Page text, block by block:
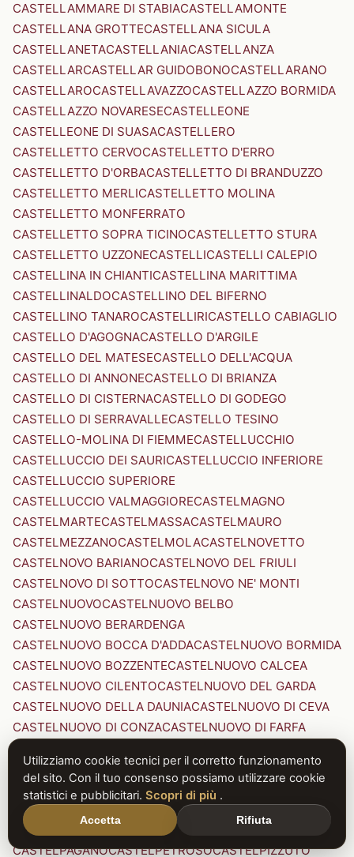
CASTELLAMMARE DI STABIACASTELLAMONTE
CASTELLANA GROTTECASTELLANA SICULA
CASTELLANETACASTELLANIACASTELLANZA
CASTELLARCASTELLAR GUIDOBONOCASTELLARANO
CASTELLAROCASTELLAVAZZOCASTELLAZZO BORMIDA
CASTELLAZZO NOVARESECASTELLEONE
CASTELLEONE DI SUASACASTELLERO
CASTELLETTO CERVOCASTELLETTO D'ERRO
CASTELLETTO D'ORBACASTELLETTO DI BRANDUZZO
CASTELLETTO MERLICASTELLETTO MOLINA
CASTELLETTO MONFERRATO
CASTELLETTO SOPRA TICINOCASTELLETTO STURA
CASTELLETTO UZZONECASTELLICASTELLI CALEPIO
CASTELLINA IN CHIANTICASTELLINA MARITTIMA
CASTELLINALDOCASTELLINO DEL BIFERNO
CASTELLINO TANAROCASTELLIRICASTELLO CABIAGLIO
CASTELLO D'AGOGNACASTELLO D'ARGILE
CASTELLO DEL MATESECASTELLO DELL'ACQUA
CASTELLO DI ANNONECASTELLO DI BRIANZA
CASTELLO DI CISTERNACASTELLO DI GODEGO
CASTELLO DI SERRAVALLECASTELLO TESINO
CASTELLO-MOLINA DI FIEMMECASTELLUCCHIO
CASTELLUCCIO DEI SAURICASTELLUCCIO INFERIORE
CASTELLUCCIO SUPERIORE
CASTELLUCCIO VALMAGGIORECASTELMAGNO
CASTELMARTECASTELMASSACASTELMAURO
CASTELMEZZANOCASTELMOLACASTELNOVETTO
CASTELNOVO BARIANOCASTELNOVO DEL FRIULI
CASTELNOVO DI SOTTOCASTELNOVO NE' MONTI
CASTELNUOVOCASTELNUOVO BELBO
CASTELNUOVO BERARDENGA
CASTELNUOVO BOCCA D'ADDACASTELNUOVO BORMIDA
CASTELNUOVO BOZZENTECASTELNUOVO CALCEA
CASTELNUOVO CILENTOCASTELNUOVO DEL GARDA
CASTELNUOVO DELLA DAUNIACASTELNUOVO DI CEVA
CASTELNUOVO DI CONZACASTELNUOVO DI FARFA
CASTELNUOVO DI PORTO CASTELNUOVO DON BOSCO
CASTELNUOVO MAGRACASTELNUOVO NIGRA
CASTELNUOVO PARANOCASTELNUOVO RANGONE
CASTELNUOVO SCRIVIA
CASTELNUOVO VAL DI CECINA
CASTELPAGANOCASTELPETROSOCASTELPIZZUTO
Utilizziamo cookie tecnici per il corretto funzionamento
del sito. Con il tuo consenso possiamo utilizzare cookie
statistici e pubblicitari. Scopri di più .
Accetta Rifiuta